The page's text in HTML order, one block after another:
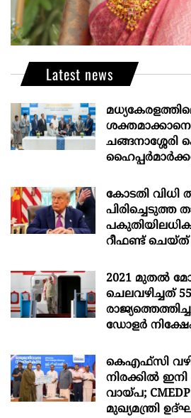
Latest news
കോടതി വിധി
പിരിച്ചെടുത്ത
റീഫണ്ട് ചെയ്ത്
2021 മുതൽ
ചെലവഴിച്ചത്
ഡോളർ
കെഎഫ്സി
നിരക്കിൽ
വായ്പ;
മുഖ്യമന്ത്രി